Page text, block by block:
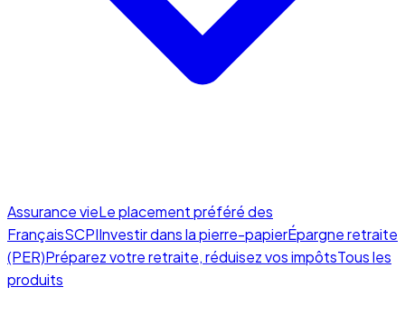
Assurance vieLe placement préféré des
FrançaisSCPIInvestir dans la pierre-papierÉpargne retraite
(PER)Préparez votre retraite, réduisez vos impôtsTous les
produits